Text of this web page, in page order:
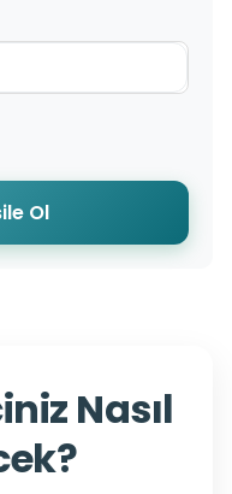
Ol
Nasıl